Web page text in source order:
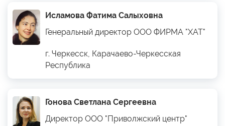
Исламова Фатима Салыховна
Генеральный директор ООО ФИРМА "ХАТ"
г. Черкесск, Карачаево-Черкесская
Республика
Гонова Светлана Сергеевна
Директор ООО "Приволжский центр"